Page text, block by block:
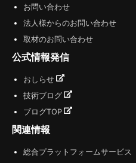
お問い合わせ
法人様からのお問い合わせ
取材のお問い合わせ
公式情報発信
おしらせ
技術ブログ
ブログTOP
関連情報
総合プラットフォームサービス